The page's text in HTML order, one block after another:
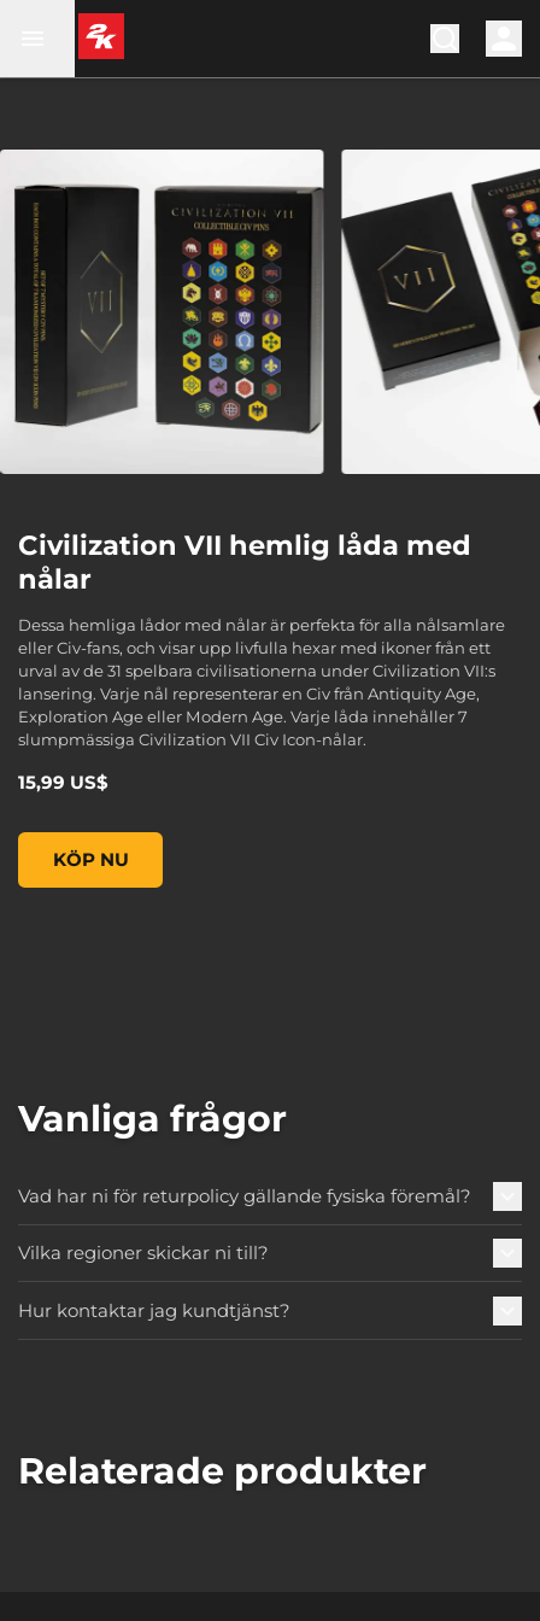
Civilization VII hemlig låda med
nålar
Dessa hemliga lådor med nålar är perfekta för alla nålsamlare
eller Civ-fans, och visar upp livfulla hexar med ikoner från ett
urval av de 31 spelbara civilisationerna under Civilization VII:s
lansering. Varje nål representerar en Civ från Antiquity Age,
Exploration Age eller Modern Age. Varje låda innehåller 7
slumpmässiga Civilization VII Civ Icon-nålar.
15,99 US$
KÖP NU
Civilization VII hemlig låda med nålar , , 15,99 US$
Vanliga frågor
Vad har ni för returpolicy gällande fysiska föremål?
Vilka regioner skickar ni till?
Hur kontaktar jag kundtjänst?
Relaterade produkter